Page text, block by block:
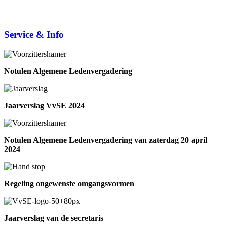
Service & Info
Notulen Algemene Ledenvergadering
Jaarverslag VvSE 2024
Notulen Algemene Ledenvergadering van zaterdag 20 april
2024
Regeling ongewenste omgangsvormen
Jaarverslag van de secretaris